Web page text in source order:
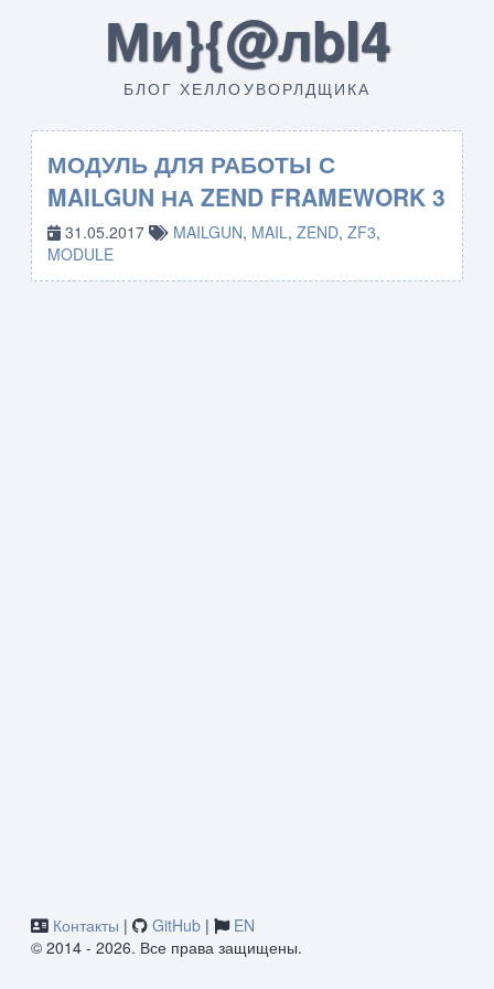
Ми}{@лbI4
БЛОГ ХЕЛЛОУВОРЛДЩИКА
МОДУЛЬ ДЛЯ РАБОТЫ С
MAILGUN НА ZEND FRAMEWORK 3
31.05.2017 MAILGUN, MAIL, ZEND, ZF3,
MODULE
Контакты | GitHub |
EN
© 2014 - 2026. Все права защищены.